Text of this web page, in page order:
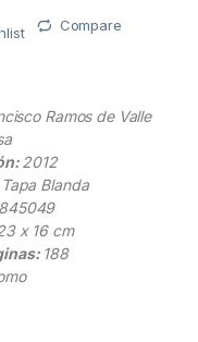
Compare
Ramos de Valle
2012
Blanda
x 16 cm
188